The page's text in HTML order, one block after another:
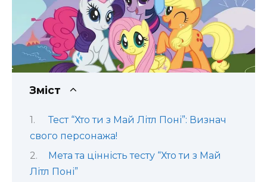
Зміст
Тест “Хто ти з Май Літл Поні”: Визнач
свого персонажа!
Мета та цінність тесту “Хто ти з Май
Літл Поні”